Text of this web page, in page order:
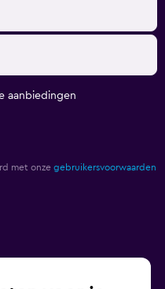
aanbiedingen
met onze gebruikersvoorwaarden